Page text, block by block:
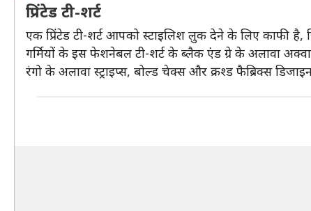
प्रिंटेड टी-शर्ट
एक प्रिंटेड टी-शर्ट आपको स्टाइलिश लुक देने के लिए
गर्मियों के इस फेशनेबल टी-शर्ट के ब्लैक एंड ग्रे के अलावा
रंगो के अलावा स्ट्राइप्स, बोल्ड चेक्स और क्रश्ड फैब्रिक्स